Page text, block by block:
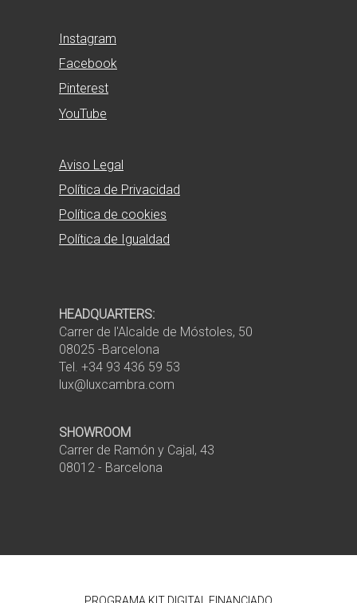
Instagram
Facebook
Pinterest
YouTube
Aviso Legal
Política de Privacidad
Política de cookies
Política de Igualdad
HEADQUARTERS:
Carrer de l'Alcalde de Móstoles, 50
08025 -Barcelona
Tel. +34 93 436 59 53
lux@luxcambra.com
SHOWROOM
Carrer de Ramón y Cajal, 43
08012 - Barcelona
PROGRAMA KIT DIGITAL FINANCIADO